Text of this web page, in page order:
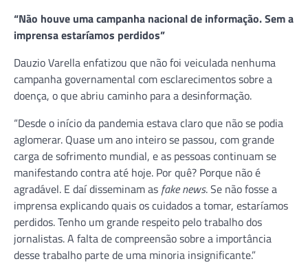
“Não houve uma campanha nacional de informação. Sem a
imprensa estaríamos perdidos”
Dauzio Varella enfatizou que não foi veiculada nenhuma
campanha governamental com esclarecimentos sobre a
doença, o que abriu caminho para a desinformação.
“Desde o início da pandemia estava claro que não se podia
aglomerar. Quase um ano inteiro se passou, com grande
carga de sofrimento mundial, e as pessoas continuam se
manifestando contra até hoje. Por quê? Porque não é
agradável. E daí disseminam as fake news. Se não fosse a
imprensa explicando quais os cuidados a tomar, estaríamos
perdidos. Tenho um grande respeito pelo trabalho dos
jornalistas. A falta de compreensão sobre a importância
desse trabalho parte de uma minoria insignificante.”